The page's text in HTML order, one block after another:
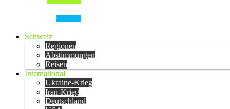
Schweiz
Regionen
Abstimmungen
Reisen
International
Ukraine-Krieg
Iran-Krieg
Deutschland